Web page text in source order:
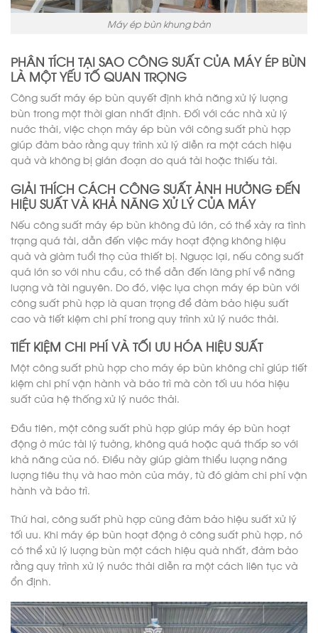
Máy ép bùn khung bản
PHÂN TÍCH TẠI SAO CÔNG SUẤT CỦA MÁY ÉP BÙN
LÀ MỘT YẾU TỐ QUAN TRỌNG
Công suất máy ép bùn quyết định khả năng xử lý lượng
bùn trong một thời gian nhất định. Đối với các nhà xử lý
nước thải, việc chọn máy ép bùn với công suất phù hợp
giúp đảm bảo rằng quy trình xử lý diễn ra một cách hiệu
quả và không bị gián đoạn do quá tải hoặc thiếu tải.
GIẢI THÍCH CÁCH CÔNG SUẤT ẢNH HƯỞNG ĐẾN
HIỆU SUẤT VÀ KHẢ NĂNG XỬ LÝ CỦA MÁY
Nếu công suất máy ép bùn không đủ lớn, có thể xảy ra tình
trạng quá tải, dẫn đến việc máy hoạt động không hiệu
quả và giảm tuổi thọ của thiết bị. Ngược lại, nếu công suất
quá lớn so với nhu cầu, có thể dẫn đến lãng phí về năng
lượng và tài nguyên. Do đó, việc lựa chọn máy ép bùn với
công suất phù hợp là quan trọng để đảm bảo hiệu suất
cao và tiết kiệm chi phí trong quy trình xử lý nước thải.
TIẾT KIỆM CHI PHÍ VÀ TỐI ƯU HÓA HIỆU SUẤT
Một công suất phù hợp cho máy ép bùn không chỉ giúp tiết
kiệm chi phí vận hành và bảo trì mà còn tối ưu hóa hiệu
suất của hệ thống xử lý nước thải.
Đầu tiên, một công suất phù hợp giúp máy ép bùn hoạt
động ở mức tải lý tưởng, không quá hoặc quá thấp so với
khả năng của nó. Điều này giúp giảm thiểu lượng năng
lượng tiêu thụ và hao mòn của máy, từ đó giảm chi phí vận
hành và bảo trì.
Thứ hai, công suất phù hợp cũng đảm bảo hiệu suất xử lý
tối ưu. Khi máy ép bùn hoạt động ở công suất phù hợp, nó
có thể xử lý lượng bùn một cách hiệu quả nhất, đảm bảo
rằng quy trình xử lý nước thải diễn ra một cách liên tục và
ổn định.